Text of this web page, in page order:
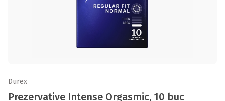
Durex
Prezervative Intense Orgasmic, 10 buc